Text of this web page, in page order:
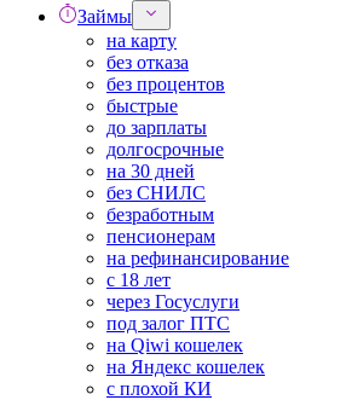
Займы
на карту
без отказа
без процентов
быстрые
до зарплаты
долгосрочные
на 30 дней
без СНИЛС
безработным
пенсионерам
на рефинансирование
с 18 лет
через Госуслуги
под залог ПТС
на Qiwi кошелек
на Яндекс кошелек
с плохой КИ